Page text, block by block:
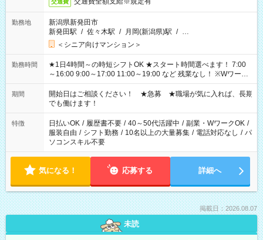
交通費
勤務地
新潟県新発田市
新発田駅 / 佐々木駅 / 月岡(新潟県)駅 / …
＜シニア向けマンション＞
勤務時間
★1日4時間～の時短シフトOK ★スタート時間選べます！ 7:00
～16:00 9:00～17:00 11:00～19:00 など 残業なし！ ※Wワーク
の場合、他のお仕事と合わせ週40時間超の就業はご案内できま
せん ※法令に基づき、週20時間以上勤務は社会保険への加入対
象となります ※労働者派遣法（日雇い派遣の原則禁止）によ
り、短時間・短期間の就業はご案内が難しい場合があります
期間
開始日はご相談ください！ ★急募 ★職場が気に入れば、長期
でも働けます！
特徴 日払いOK / 履歴書不要 / 40～50代活躍中 / 副業・WワークOK /
服装自由 / シフト勤務 / 10名以上の大量募集 / 電話対応なし / パ
ソコンスキル不要
気になる！ 応募する 詳細へ
掲載日：2026.08.07
未読